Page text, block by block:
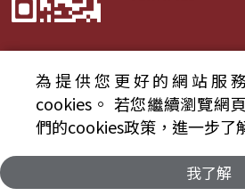
© 2024財團法人中央廣播
資通安全政策聲明
服務條
為提供您更好的網站服
cookies。 若您繼續瀏覽網
們的cookies政策，進一步了
我了解